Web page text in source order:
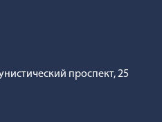
проспект, 25